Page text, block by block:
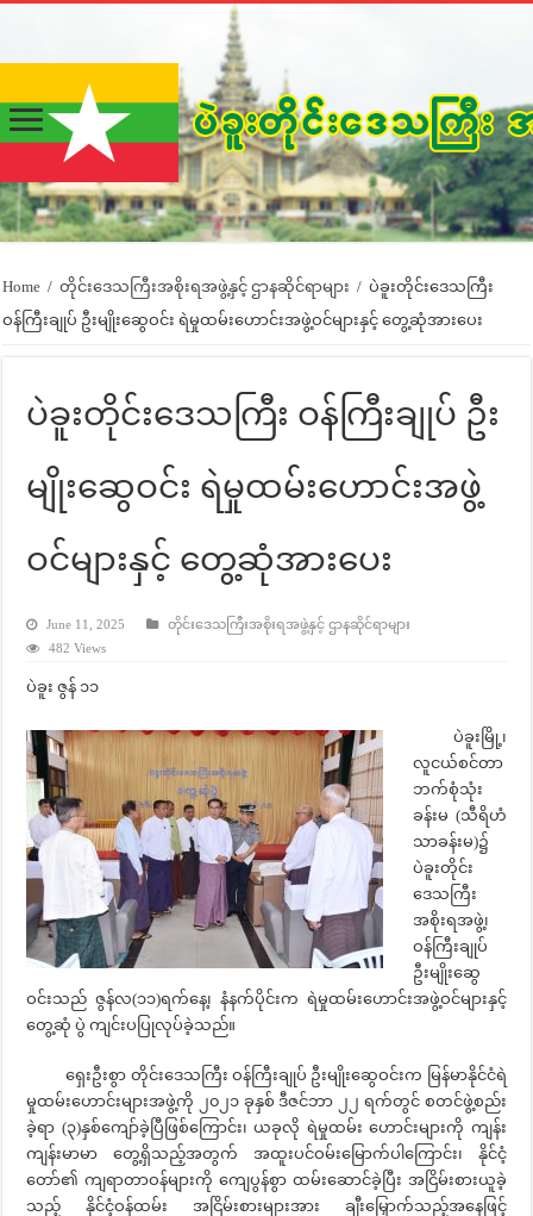
Home / တိုင်းဒေသကြီးအစိုးရအဖွဲ့နှင့် ဌာနဆိုင်ရာများ / ပဲခူးတိုင်းဒေသကြီး
ဝန်ကြီးချုပ် ဦးမျိုးဆွေဝင်း ရဲမှုထမ်းဟောင်းအဖွဲ့ဝင်များနှင့် တွေ့ဆုံအားပေး
ပဲခူးတိုင်းဒေသကြီး ဝန်ကြီးချုပ် ဦး
မျိုးဆွေဝင်း ရဲမှုထမ်းဟောင်းအဖွဲ့
ဝင်များနှင့် တွေ့ဆုံအားပေး
June 11, 2025
တိုင်းဒေသကြီးအစိုးရအဖွဲ့နှင့် ဌာနဆိုင်ရာများ
482 Views
ပဲခူး ဇွန် ၁၁
ပဲခူးမြို့၊
လူငယ်စင်တာ
ဘက်စုံသုံး
ခန်းမ (သီရိဟံ
သာခန်းမ)၌
ပဲခူးတိုင်း
ဒေသကြီး
အစိုးရအဖွဲ့၊
ဝန်ကြီးချုပ်
ဦးမျိုးဆွေ
ဝင်းသည် ဇွန်လ(၁၁)ရက်နေ့၊ နံနက်ပိုင်းက ရဲမှုထမ်းဟောင်းအဖွဲ့ဝင်များနှင့်
တွေ့ဆုံ ပွဲ ကျင်းပပြုလုပ်ခဲ့သည်။
ရှေးဦးစွာ တိုင်းဒေသကြီး ဝန်ကြီးချုပ် ဦးမျိုးဆွေဝင်းက မြန်မာနိုင်ငံရဲ
မှုထမ်းဟောင်းများအဖွဲ့ကို ၂၀၂၁ ခုနှစ် ဒီဇင်ဘာ ၂၂ ရက်တွင် စတင်ဖွဲ့စည်း
ခဲ့ရာ (၃)နှစ်ကျော်ခဲ့ပြီဖြစ်ကြောင်း၊ ယခုလို ရဲမှုထမ်း ဟောင်းများကို ကျန်း
ကျန်းမာမာ တွေ့ရှိသည့်အတွက် အထူးပင်ဝမ်းမြောက်ပါကြောင်း၊ နိုင်ငံ့
တော်၏ ကျရာတာဝန်များကို ကျေပွန်စွာ ထမ်းဆောင်ခဲ့ပြီး အငြိမ်းစားယူခဲ့
သည့် နိုင်ငံ့ဝန်ထမ်း အငြိမ်းစားများအား ချီးမြှောက်သည့်အနေဖြင့်